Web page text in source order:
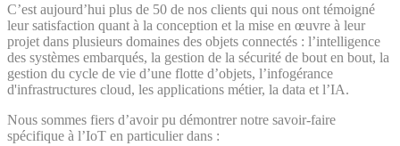
C’est aujourd’hui plus de 50 de nos clients qui nous ont témoigné
leur satisfaction quant à la conception et la mise en œuvre à leur
projet dans plusieurs domaines des objets connectés : l’intelligence
des systèmes embarqués, la gestion de la sécurité de bout en bout, la
gestion du cycle de vie d’une flotte d’objets, l’infogérance
d'infrastructures cloud, les applications métier, la data et l’IA.
Nous sommes fiers d’avoir pu démontrer notre savoir-faire
spécifique à l’IoT en particulier dans :